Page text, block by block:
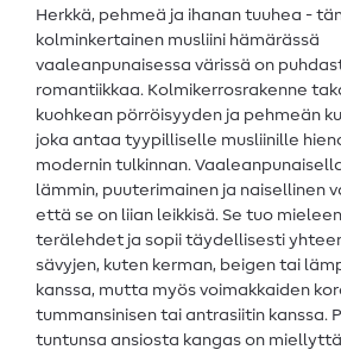
Herkkä, pehmeä ja ihanan tuuhea -
kolminkertainen musliini hämärässä
vaaleanpunaisessa värissä on
romantiikkaa. Kolmikerrosrakenne
kuohkean pörröisyyden ja pehmeän
joka antaa tyypilliselle musliinille
modernin tulkinnan.
lämmin, puuterimainen ja naisellinen
että se on liian leikkisä. Se tuo
terälehdet ja sopii täydellisesti
sävyjen, kuten kerman, beigen tai
kanssa, mutta myös voimakkaiden
tummansinisen tai antrasiitin kanssa.
tuntunsa ansiosta kangas on